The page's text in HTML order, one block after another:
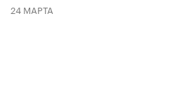
24 МАРТА